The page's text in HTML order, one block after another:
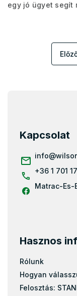
egy jó ügyet segít
Kapcsolat
info@
+36 1 701
Matrac-Es-
Hasznos
Rólunk
Hogyan
Felosztás: